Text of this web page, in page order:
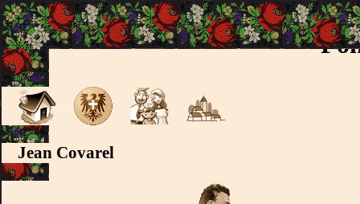
Jean Covarel